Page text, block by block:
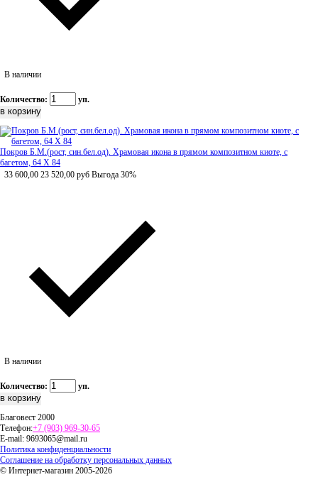
В наличии
Количество: уп.
Покров Б.М.(рост, син.бел.од). Храмовая икона в прямом композитном киоте, с
багетом, 64 Х 84
33 600,00 23 520,00 руб Выгода 30%
В наличии
Количество: уп.
Благовест 2000
Телефон:+7 (903) 969-30-65
E-mail: 9693065@mail.ru
Политика конфиденциальности
Соглашение на обработку персональных данных
© Интернет-магазин 2005-2026